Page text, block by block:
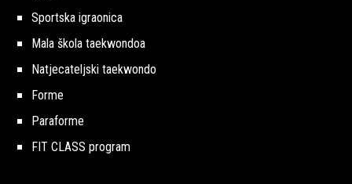
Sportska igraonica
Mala škola taekwondoa
Natjecateljski taekwondo
Forme
Paraforme
FIT CLASS program